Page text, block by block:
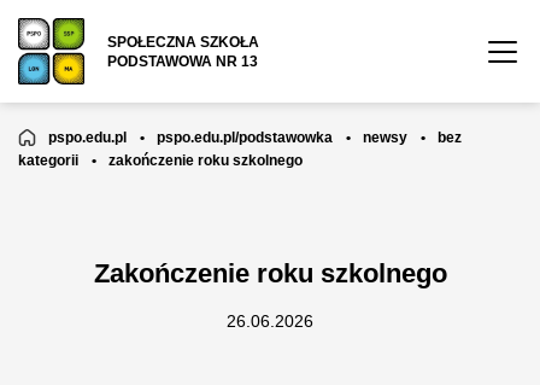
SPOŁECZNA SZKOŁA
PODSTAWOWA NR 13
pspo.edu.pl • pspo.edu.pl/podstawowka • newsy •
bez
kategorii
• zakończenie roku szkolnego
Zakończenie roku szkolnego
26.06.2026